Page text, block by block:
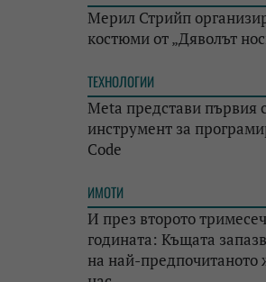
Мерил Стрийп
костюми от „Дяволът
ТЕХНОЛОГИИ
Meta представи първия
инструмент за
Code
ИМОТИ
И през второто
годината: Къщата
на най-